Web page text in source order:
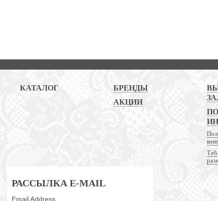
КАТАЛОГ
БРЕНДЫ
АКЦИИ
РАССЫЛКА E-MAIL
Email Address